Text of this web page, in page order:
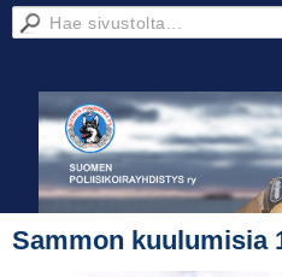
Sammon kuulumisia